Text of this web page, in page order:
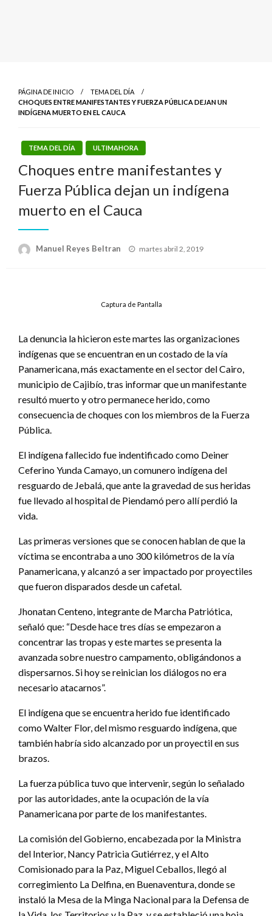
PÁGINA DE INICIO
TEMA DEL DÍA
CHOQUES ENTRE MANIFESTANTES Y FUERZA PÚBLICA DEJAN UN
INDÍGENA MUERTO EN EL CAUCA
TEMA DEL DÍA ULTIMAHORA
Choques entre manifestantes y
Fuerza Pública dejan un indígena
muerto en el Cauca
Manuel Reyes Beltran
Publicado
martes abril 2, 2019
Captura de Pantalla
La denuncia la hicieron este martes las organizaciones
indígenas que se encuentran en un costado de la vía
Panamericana, más exactamente en el sector del Cairo,
municipio de Cajibío, tras informar que un manifestante
resultó muerto y otro permanece herido, como
consecuencia de choques con los miembros de la Fuerza
Pública.
El indígena fallecido fue indentificado como Deiner
Ceferino Yunda Camayo, un comunero indígena del
resguardo de Jebalá, que ante la gravedad de sus heridas
fue llevado al hospital de Piendamó pero allí perdió la
vida.
Las primeras versiones que se conocen hablan de que la
víctima se encontraba a uno 300 kilómetros de la vía
Panamericana, y alcanzó a ser impactado por proyectiles
que fueron disparados desde un cafetal.
Jhonatan Centeno, integrante de Marcha Patriótica,
señaló que: “Desde hace tres días se empezaron a
concentrar las tropas y este martes se presenta la
avanzada sobre nuestro campamento, obligándonos a
dispersarnos. Si hoy se reinician los diálogos no era
necesario atacarnos”.
El indígena que se encuentra herido fue identificado
como Walter Flor, del mismo resguardo indígena, que
también habría sido alcanzado por un proyectil en sus
brazos.
La fuerza pública tuvo que intervenir, según lo señalado
por las autoridades, ante la ocupación de la vía
Panamericana por parte de los manifestantes.
La comisión del Gobierno, encabezada por la Ministra
del Interior, Nancy Patricia Gutiérrez, y el Alto
Comisionado para la Paz, Miguel Ceballos, llegó al
corregimiento La Delfina, en Buenaventura, donde se
instaló la Mesa de la Minga Nacional para la Defensa de